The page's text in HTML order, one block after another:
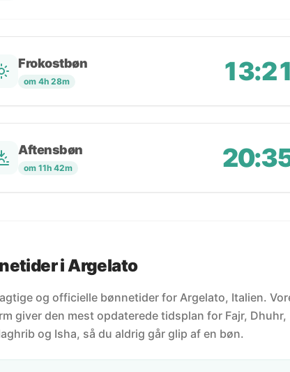
Frokostbøn
om 4h 28m 13:21
Aftensbøn
om 11h 42m
i Argelato
og officielle bønnetider for Argelato, Italien.
giver den mest opdaterede tidsplan for Fajr, Dhuhr,
og Isha, så du aldrig går glip af en bøn.